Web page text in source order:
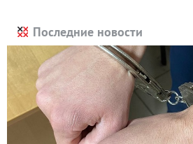
Последние новости